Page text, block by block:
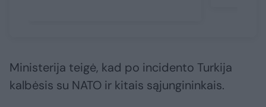
Ministerija teigė, kad po incidento Turkija
kalbėsis su NATO ir kitais sąjungininkais.